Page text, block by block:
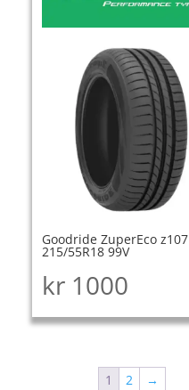
Goodride ZuperEco z107
215/55R18 99V
kr 1000
1 2 →